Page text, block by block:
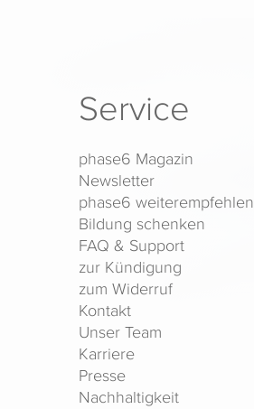
Service
phase6 Magazin
Newsletter
phase6 weiterempfehlen
Bildung schenken
FAQ & Support
zur Kündigung
zum Widerruf
Kontakt
Unser Team
Karriere
Presse
Nachhaltigkeit